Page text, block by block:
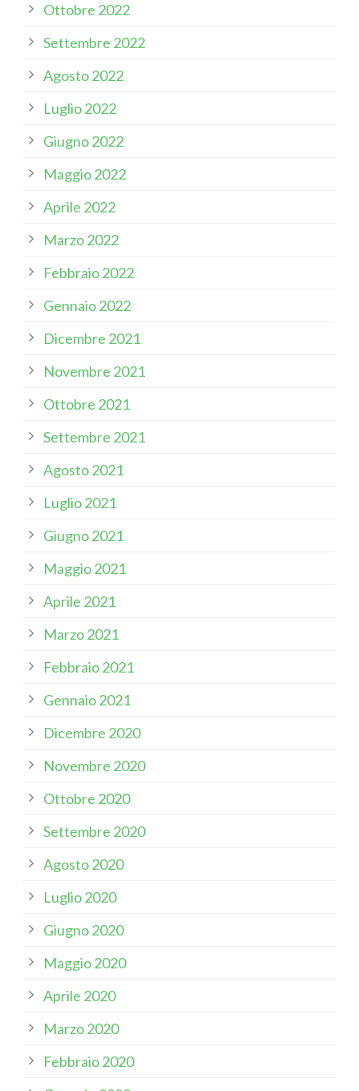
Ottobre 2022
Settembre 2022
Agosto 2022
Luglio 2022
Giugno 2022
Maggio 2022
Aprile 2022
Marzo 2022
Febbraio 2022
Gennaio 2022
Dicembre 2021
Novembre 2021
Ottobre 2021
Settembre 2021
Agosto 2021
Luglio 2021
Giugno 2021
Maggio 2021
Aprile 2021
Marzo 2021
Febbraio 2021
Gennaio 2021
Dicembre 2020
Novembre 2020
Ottobre 2020
Settembre 2020
Agosto 2020
Luglio 2020
Giugno 2020
Maggio 2020
Aprile 2020
Marzo 2020
Febbraio 2020